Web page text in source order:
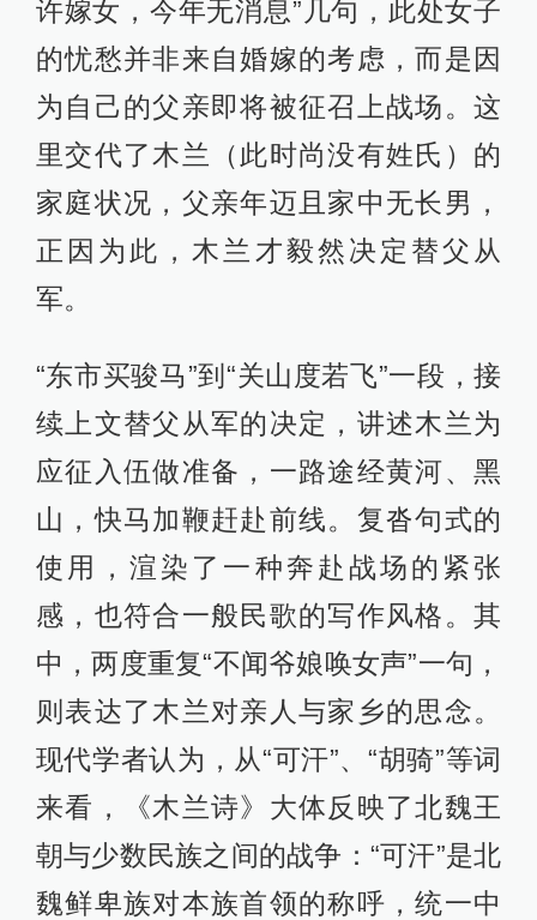
许嫁女，今年无消息”几句，此处女子
的忧愁并非来自婚嫁的考虑，而是因
为自己的父亲即将被征召上战场。这
里交代了木兰（此时尚没有姓氏）的
家庭状况，父亲年迈且家中无长男，
正因为此，木兰才毅然决定替父从
军。
“东市买骏马”到“关山度若飞”一段，接
续上文替父从军的决定，讲述木兰为
应征入伍做准备，一路途经黄河、黑
山，快马加鞭赶赴前线。复沓句式的
使用，渲染了一种奔赴战场的紧张
感，也符合一般民歌的写作风格。其
中，两度重复“不闻爷娘唤女声”一句，
则表达了木兰对亲人与家乡的思念。
现代学者认为，从“可汗”、“胡骑”等词
来看，《木兰诗》大体反映了北魏王
朝与少数民族之间的战争：“可汗”是北
魏鲜卑族对本族首领的称呼，统一中